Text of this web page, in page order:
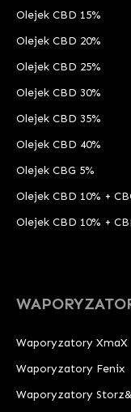
Olejek CBD 15%
Olejek CBD 20%
Olejek CBD 25%
Olejek CBD 30%
Olejek CBD 35%
Olejek CBD 40%
Olejek CBG 5%
Olejek CBD 10% +
Olejek CBD 10% +
Waporyzatory XmaX
Waporyzatory Fenix
Waporyzatory